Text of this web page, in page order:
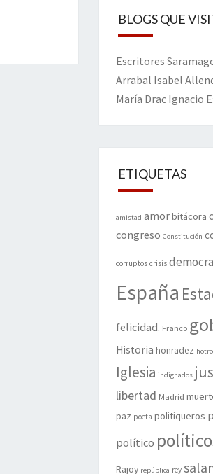
BLOGS QUE
Escritores
Arrabal Isabel
María Drac Ignacio
ETIQUETAS
amistad amorbitácora
congreso Constitución
corruptos crisis
España
felicidad. Franco
Historia honradez
Iglesia indignados
libertad Madrid
paz poeta politiqueros
político
Rajoy república rey